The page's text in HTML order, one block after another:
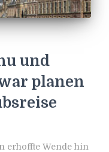
und
planen
erhoffte Wende hin